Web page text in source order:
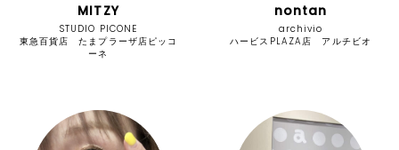
MITZY
STUDIO PICONE
東急百貨店 たまプラーザ店ピッコ
ーネ
nontan
archivio
ハービスPLAZA店 アルチビオ